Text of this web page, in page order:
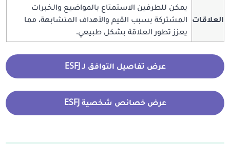
العلاقات
يمكن للطرفين الاستمتاع بالمواضيع والخبرات
المشتركة بسبب القيم والأهداف المتشابهة، مما
يعزز تطور العلاقة بشكل طبيعي.
عرض تفاصيل التوافق لـ ESFJ
عرض خصائص شخصية ESFJ